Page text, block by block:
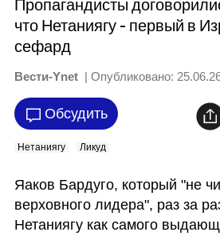
Пропагандисты
что Нетаниягу - первый в
сефард
Вести-Ynet | Опубликовано:
Обсудить
Нетаниягу Ликуд
Яаков Бардуго, который "не
верховного лидера", раз за
Нетаниягу как самого